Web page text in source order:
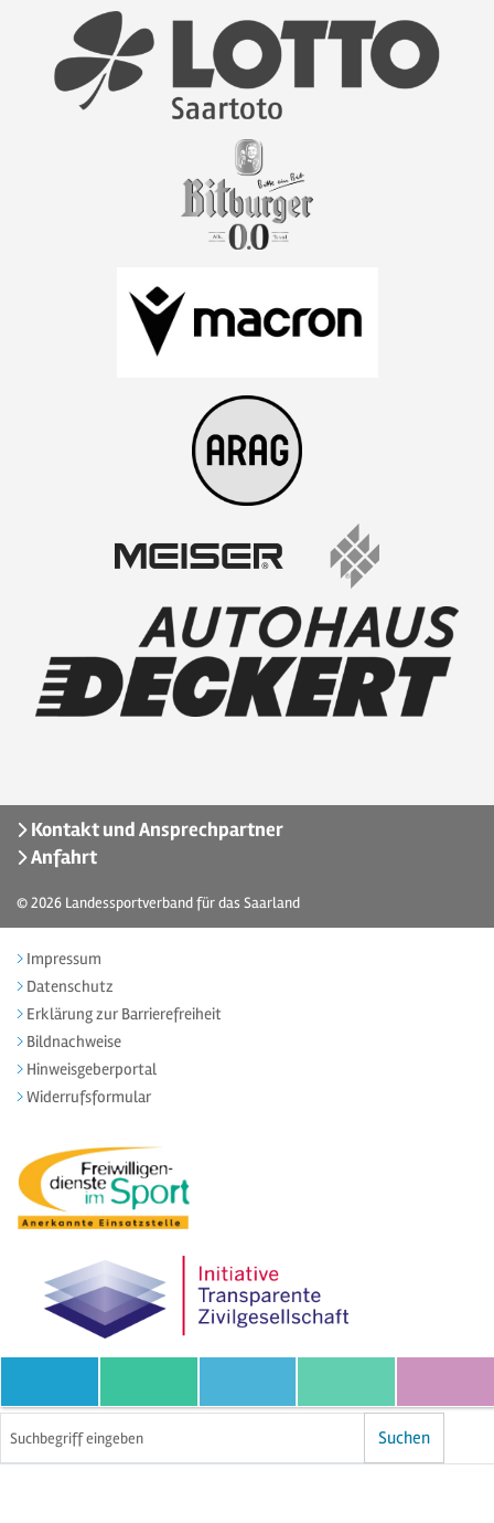
Kontakt und Ansprechpartner
Anfahrt
© 2026 Landessportverband für das Saarland
Impressum
Datenschutz
Erklärung zur Barrierefreiheit
Bildnachweise
Hinweisgeberportal
Widerrufsformular
Suchen